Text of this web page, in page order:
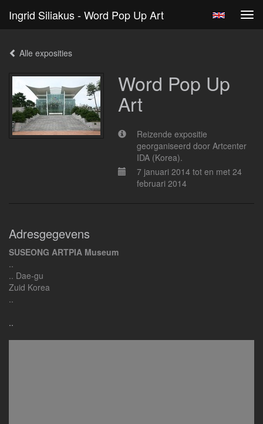
Ingrid Siliakus - Word Pop Up Art
Alle exposities
Word Pop Up
Art
Reizende expositie
georganiseerd door Artcenter
IDA (Korea).
7 januari 2014 tot en met 24
februari 2014
Adresgegevens
SUSEONG ARTPIA Museum
..
.. Dae-gu
Zuid Korea
..
..